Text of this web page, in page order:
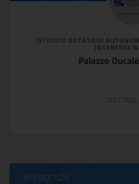
ISTITUTO DOTATO DI
INTERESSE
Palazzo
IN EVIDENZA